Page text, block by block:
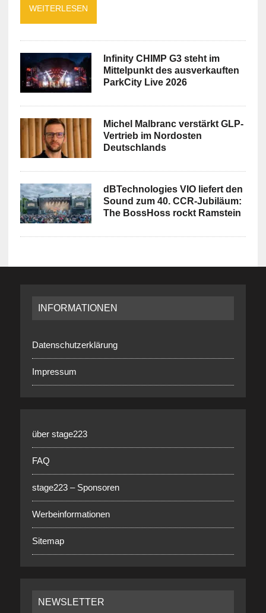
WEITERLESEN
Infinity CHIMP G3 steht im
Mittelpunkt des ausverkauften
ParkCity Live 2026
Michel Malbranc verstärkt GLP-
Vertrieb im Nordosten
Deutschlands
dBTechnologies VIO liefert den
Sound zum 40. CCR-Jubiläum:
The BossHoss rockt Ramstein
INFORMATIONEN
Datenschutzerklärung
Impressum
über stage223
FAQ
stage223 – Sponsoren
Werbeinformationen
Sitemap
NEWSLETTER